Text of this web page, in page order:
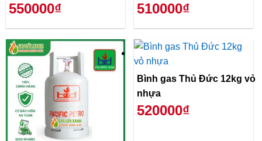
550000₫ 510000₫
Bình gas Thủ Đức 12kg vỏ
nhựa
520000₫